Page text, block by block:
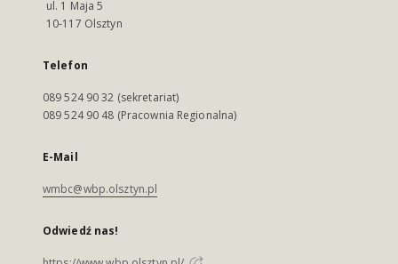
ul. 1 Maja 5
10-117 Olsztyn
Telefon
089 524 90 32 (sekretariat)
089 524 90 48 (Pracownia Regionalna)
E-Mail
wmbc@wbp.olsztyn.pl
Odwiedź nas!